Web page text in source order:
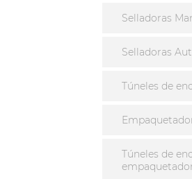
Selladoras
Selladoras
Túneles de
Túneles de